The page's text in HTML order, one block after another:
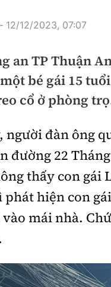
toàn giao thông
thông 24h
địa phương
an toàn
tay vì ATGT
sáng giao thông
thêm
hóa
- 12/12/2023, 07:07
an TP Thuận
bé gái 15
cổ ở phòng
người đàn ông
đường 22
thấy con gái
hiện con
mái nhà.